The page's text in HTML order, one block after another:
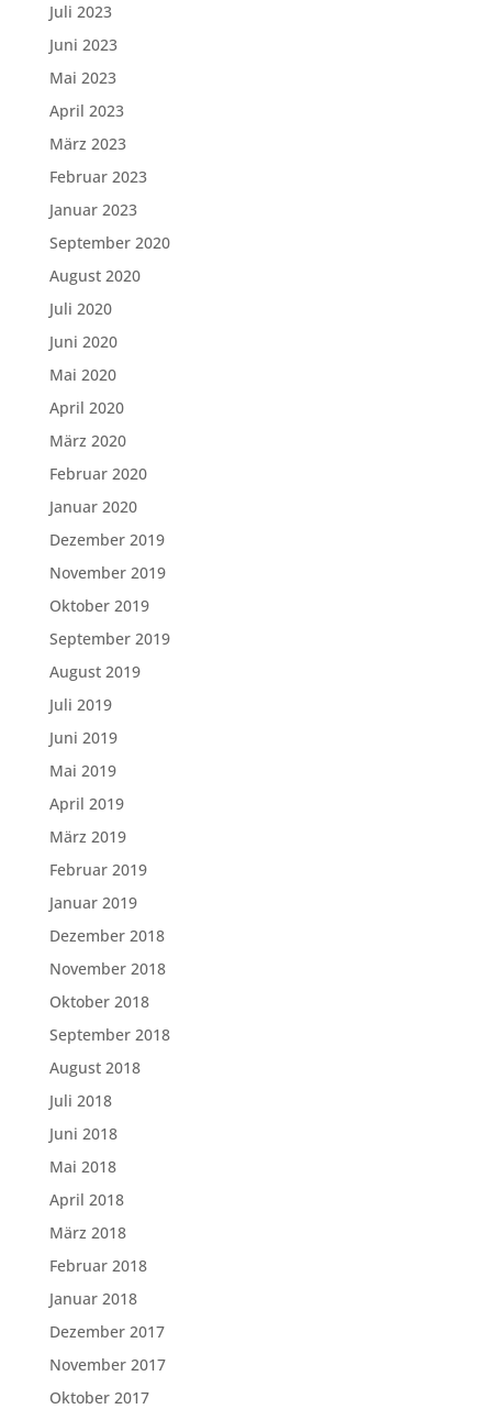
Juli 2023
Juni 2023
Mai 2023
April 2023
März 2023
Februar 2023
Januar 2023
September 2020
August 2020
Juli 2020
Juni 2020
Mai 2020
April 2020
März 2020
Februar 2020
Januar 2020
Dezember 2019
November 2019
Oktober 2019
September 2019
August 2019
Juli 2019
Juni 2019
Mai 2019
April 2019
März 2019
Februar 2019
Januar 2019
Dezember 2018
November 2018
Oktober 2018
September 2018
August 2018
Juli 2018
Juni 2018
Mai 2018
April 2018
März 2018
Februar 2018
Januar 2018
Dezember 2017
November 2017
Oktober 2017